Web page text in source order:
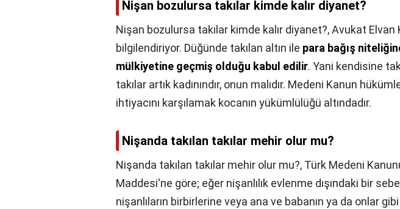
Nişan bozulursa takılar kimde kalır diyanet?
Nişan bozulursa takılar kimde kalır diyanet?,Avukat Elvan
bilgilendiriyor. Düğünde takılan altın ile para bağış
mülkiyetine geçmiş olduğu kabul edilir. Yani kendisine
takılar artık kadınındır, onun malıdır. Medeni Kanun
ihtiyacını karşılamak kocanın yükümlülüğü altındadır.
Nişanda takılan takılar mehir olur mu?
Nişanda takılan takılar mehir olur mu?, Türk Medeni
Maddesi'ne göre; eğer nişanlılık evlenme dışındaki bir
nişanlıların birbirlerine veya ana ve babanın ya da onlar